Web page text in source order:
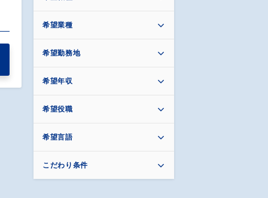
希望業種
希望勤務地
希望年収
希望役職
希望言語
こだわり条件